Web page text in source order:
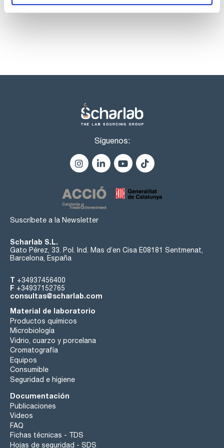
recomiendan las pesas de control E1. Según los requisitos
Síguenos:
Suscríbete a la Newsletter
Scharlab S.L.
Gato Pérez, 33. Pol. Ind. Mas d’en Cisa E08181 Sentmenat,
Barcelona, España
T +34937456400
F +34937152765
consultas@scharlab.com
Material de laboratorio
Productos químicos
Microbiología
Vidrio, cuarzo y porcelana
Cromatografía
Equipos
Consumible
Seguridad e higiene
Documentación
Publicaciones
Videos
FAQ
Fichas técnicas - TDS
Hojas de seguridad - SDS